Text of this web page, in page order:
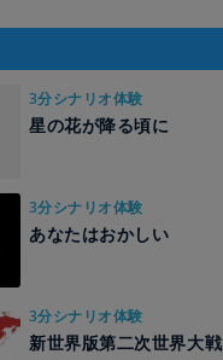
3分シナリオ体験
星の花が降る頃に
3分シナリオ体験
あなたはおかしい
3分シナリオ体験
新世界版第二次世界大戦